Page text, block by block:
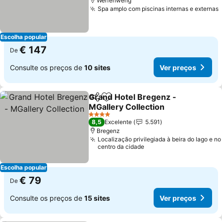
Escolha popular
Spa amplo com piscinas internas e externas
De € 147
Consulte os preços de 10 sites Ver preços
Escolha popular
PartilharAdicionar aos favoritos
Grand Hotel Bregenz -
MGallery Collection
Ver preços
4 Estrelas
8,5 Excelente
5.591
Bregenz
Localização privilegiada à beira do lago e no
centro da cidade
De € 79
Consulte os preços de 15 sites Ver preços